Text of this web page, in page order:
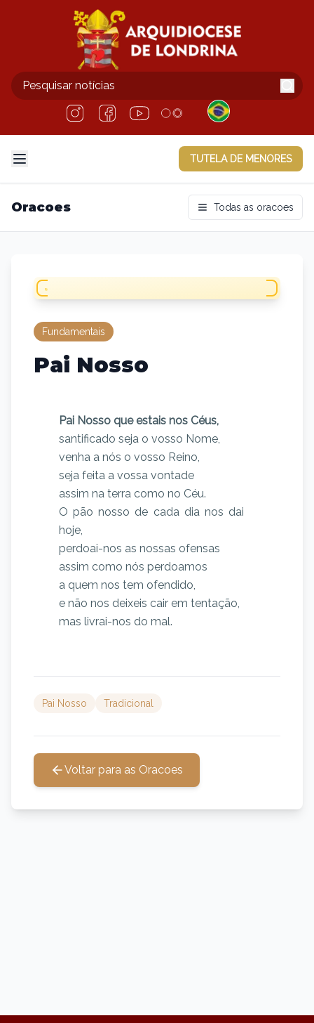
TUTELA DE MENORES
Oracoes Todas as oracoes
Fundamentais
Pai Nosso
Pai Nosso que estais nos Céus,
santificado seja o vosso Nome,
venha a nós o vosso Reino,
seja feita a vossa vontade
assim na terra como no Céu.
O pão nosso de cada dia nos dai
hoje,
perdoai-nos as nossas ofensas
assim como nós perdoamos
a quem nos tem ofendido,
e não nos deixeis cair em tentação,
mas livrai-nos do mal.
Pai Nosso Tradicional
Voltar para as Oracoes